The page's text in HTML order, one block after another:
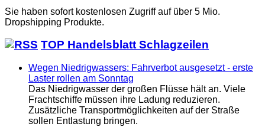
Sie haben sofort kostenlosen Zugriff auf über 5 Mio.
Dropshipping Produkte.
TOP Handelsblatt Schlagzeilen
Wegen Niedrigwassers: Fahrverbot ausgesetzt - erste
Laster rollen am Sonntag
Das Niedrigwasser der großen Flüsse hält an. Viele
Frachtschiffe müssen ihre Ladung reduzieren.
Zusätzliche Transportmöglichkeiten auf der Straße
sollen Entlastung bringen.